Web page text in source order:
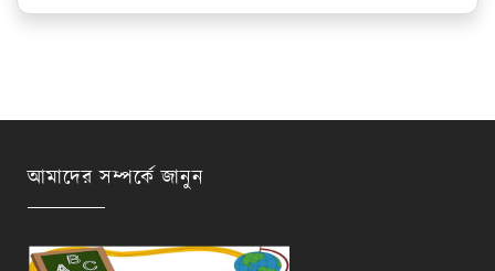
আমাদের সম্পর্কে জানুন